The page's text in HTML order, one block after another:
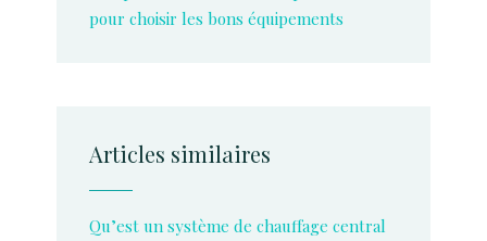
pour choisir les bons équipements
Articles similaires
Qu’est un système de chauffage central